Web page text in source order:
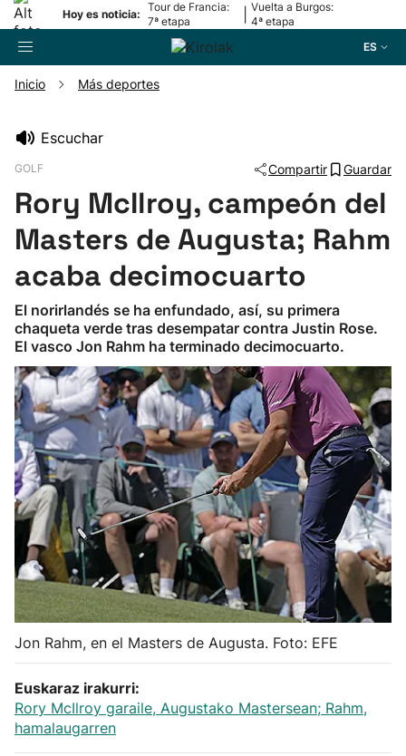
Hoy es noticia:
Tour de Francia:
7ª etapa
Vuelta a Burgos:
4ª etapa
ES
Pelota
Remo
Baloncesto
Ciclismo
Herri-kirolak
Balonmano
Kirolak 360
Atletismo
Carreras de montaña
Más deportes
"Helmuga"
Inicio Más deportes
Escuchar
GOLF Compartir Guardar
Rory McIlroy, campeón del
Masters de Augusta; Rahm
acaba decimocuarto
El norirlandés se ha enfundado, así, su primera
chaqueta verde tras desempatar contra Justin Rose.
El vasco Jon Rahm ha terminado decimocuarto.
Jon Rahm, en el Masters de Augusta. Foto: EFE
Euskaraz irakurri:
Rory McIlroy garaile, Augustako Mastersean; Rahm,
hamalaugarren